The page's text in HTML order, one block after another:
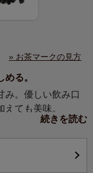
» お茶マークの見方
る。
み。優しい飲み口
ても美味。
甘みが特徴で、味
後味はすっきりと
続きを読む